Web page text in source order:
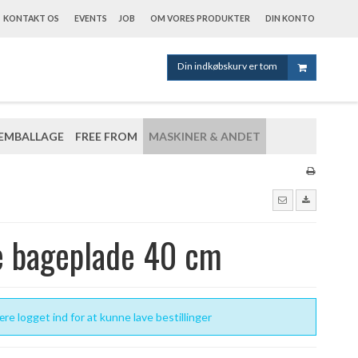
KONTAKT OS EVENTS JOB OM VORES PRODUKTER DIN KONTO
Din indkøbskurv er tom
FREE FROM MASKINER & ANDET
bageplade 40 cm
logget ind for at kunne lave bestillinger